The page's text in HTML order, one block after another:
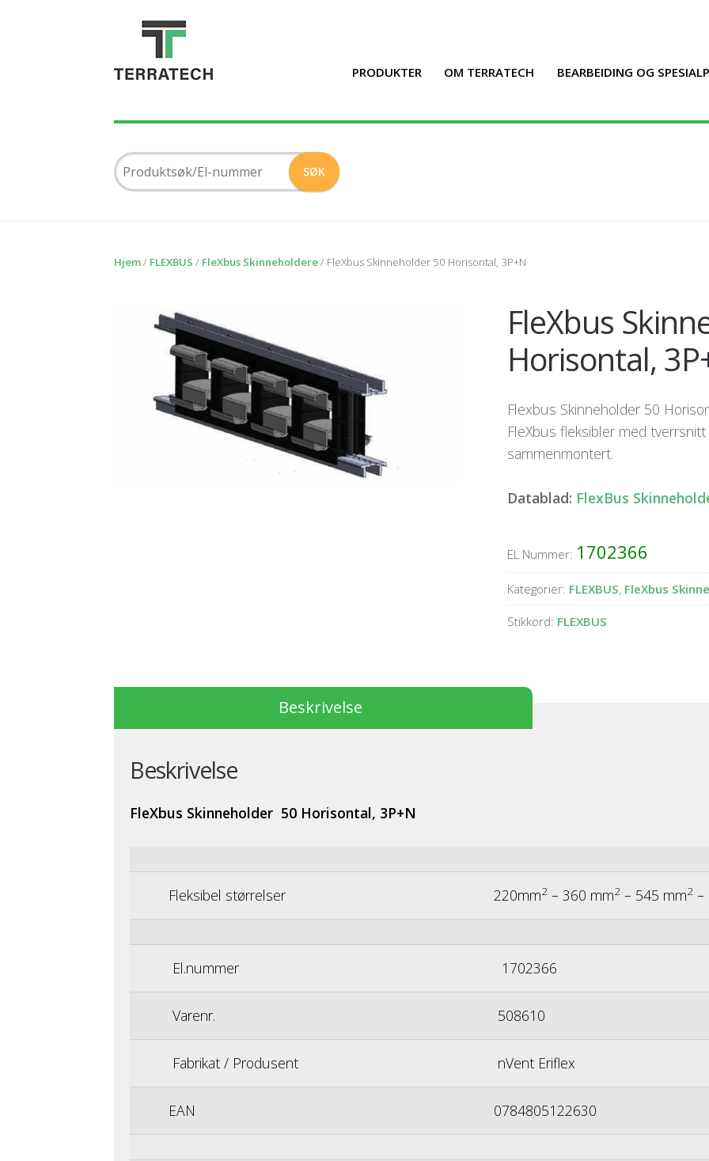
PRODUKTER OM TERRATECH BEARBEIDING OG
Hjem/ FLEXBUS / FleXbus Skinneholdere/ FleXbus Skinneholder 50 Horisontal, 3P+N
FleXbus
Horisontal,
Flexbus Skinneholder 50
FleXbus fleksibler med
sammenmontert.
Datablad: FlexBus
EL Nummer: 1702366
Kategorier: FLEXBUS, FleXbus
Stikkord: FLEXBUS
Beskrivelse
Beskrivelse
FleXbus Skinneholder 50 Horisontal, 3P+N
Fleksibel størrelser 220mm2 – 360 mm2 – 545 mm2 –
El.nummer 1702366
Varenr. 508610
Fabrikat / Produsent nVent Eriflex
EAN 0784805122630